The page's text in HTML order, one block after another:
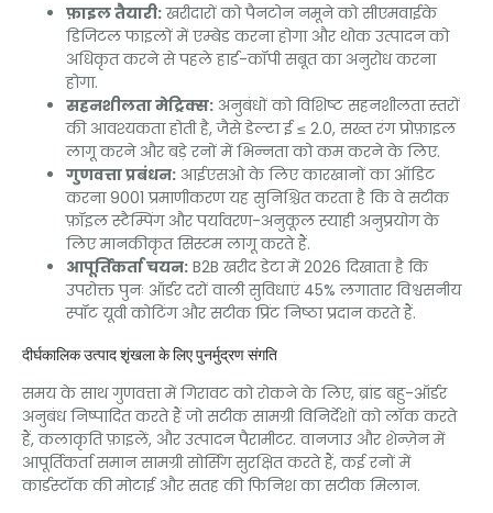
फ़ाइल तैयारी:खरीदारों को पैनटोन नमूने को सीएमवाईके
डिजिटल फाइलों में एम्बेड करना होगा और थोक उत्पादन को
अधिकृत करने से पहले हार्ड-कॉपी सबूत का अनुरोध करना
होगा.
सहनशीलता मेट्रिक्स: अनुबंधों को विशिष्ट सहनशीलता स्तरों
की आवश्यकता होती है, जैसे डेल्टा ई ≤ 2.0, सख्त रंग प्रोफ़ाइल
लागू करने और बड़े रनों में भिन्नता को कम करने के लिए.
गुणवत्ता प्रबंधन: आईएसओ के लिए कारखानों का ऑडिट
करना 9001 प्रमाणीकरण यह सुनिश्चित करता है कि वे सटीक
फ़ॉइल स्टैम्पिंग और पर्यावरण-अनुकूल स्याही अनुप्रयोग के
लिए मानकीकृत सिस्टम लागू करते हैं.
आपूर्तिकर्ता चयन: B2B खरीद डेटा में 2026 दिखाता है कि
उपरोक्त पुनः ऑर्डर दरों वाली सुविधाएं 45% लगातार विश्वसनीय
स्पॉट यूवी कोटिंग और सटीक प्रिंट निष्ठा प्रदान करते हैं.
दीर्घकालिक उत्पाद शृंखला के लिए पुनर्मुद्रण संगति
समय के साथ गुणवत्ता में गिरावट को रोकने के लिए, ब्रांड बहु-ऑर्डर
अनुबंध निष्पादित करते हैं जो सटीक सामग्री विनिर्देशों को लॉक करते
हैं, कलाकृति फ़ाइलें, और उत्पादन पैरामीटर. वानजाउ और शेन्ज़ेन में
आपूर्तिकर्ता समान सामग्री सोर्सिंग सुरक्षित करते हैं, कई रनों में
कार्डस्टॉक की मोटाई और सतह की फिनिश का सटीक मिलान.